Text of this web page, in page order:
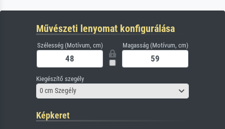
Művészeti lenyomat konfigurálása
Szélesség (Motívum, cm) Magasság (Motívum, cm)
Kiegészítő szegély
0 cm Szegély
Képkeret